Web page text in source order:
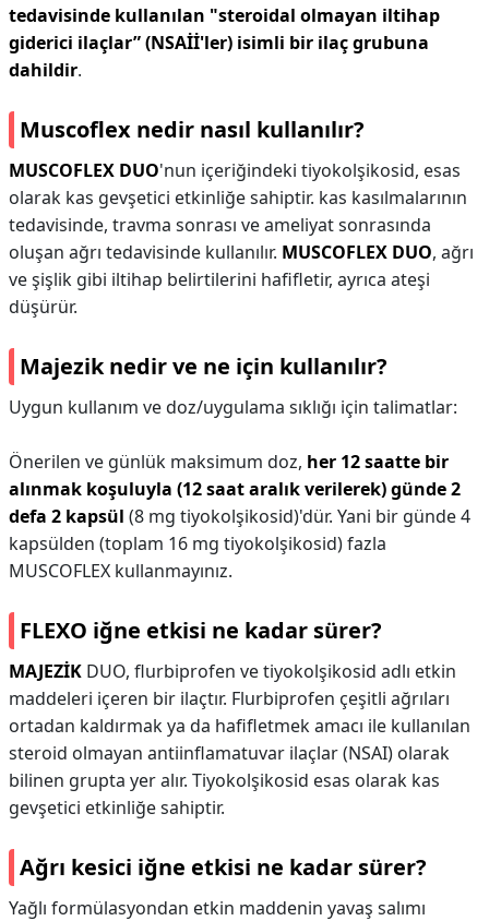
tedavisinde kullanılan "steroidal olmayan iltihap
giderici ilaçlar” (NSAİİ'ler) isimli bir ilaç grubuna
dahildir.
Muscoflex nedir nasıl kullanılır?
MUSCOFLEX DUO'nun içeriğindeki tiyokolşikosid, esas
olarak kas gevşetici etkinliğe sahiptir. kas kasılmalarının
tedavisinde, travma sonrası ve ameliyat sonrasında
oluşan ağrı tedavisinde kullanılır. MUSCOFLEX DUO, ağrı
ve şişlik gibi iltihap belirtilerini hafifletir, ayrıca ateşi
düşürür.
Majezik nedir ve ne için kullanılır?
Uygun kullanım ve doz/uygulama sıklığı için talimatlar:
Önerilen ve günlük maksimum doz, her 12 saatte bir
alınmak koşuluyla (12 saat aralık verilerek) günde 2
defa 2 kapsül (8 mg tiyokolşikosid)'dür. Yani bir günde 4
kapsülden (toplam 16 mg tiyokolşikosid) fazla
MUSCOFLEX kullanmayınız.
FLEXO iğne etkisi ne kadar sürer?
MAJEZİK DUO, flurbiprofen ve tiyokolşikosid adlı etkin
maddeleri içeren bir ilaçtır. Flurbiprofen çeşitli ağrıları
ortadan kaldırmak ya da hafifletmek amacı ile kullanılan
steroid olmayan antiinflamatuvar ilaçlar (NSAI) olarak
bilinen grupta yer alır. Tiyokolşikosid esas olarak kas
gevşetici etkinliğe sahiptir.
Ağrı kesici iğne etkisi ne kadar sürer?
Yağlı formülasyondan etkin maddenin yavaş salımı